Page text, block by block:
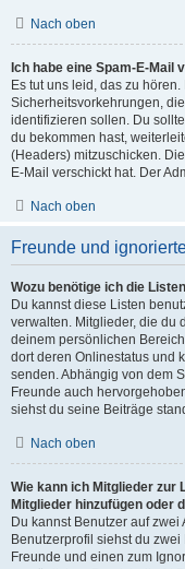
Nach oben
Ich habe eine Spam-E-Mail
Es tut uns leid, das zu
Sicherheitsvorkehrungen,
identifizieren sollen. Du
du bekommen hast,
(Headers) mitzuschicken.
E-Mail verschickt hat. Der
Nach oben
Freunde und
Wozu benötige ich die
Du kannst diese Listen
verwalten. Mitglieder, die du
deinem persönlichen
dort deren Onlinestatus und
senden. Abhängig von dem
Freunde auch
siehst du seine Beiträge
Nach oben
Wie kann ich Mitglieder zur
Mitglieder hinzufügen oder
Du kannst Benutzer auf
Benutzerprofil siehst du
Freunde und einen zum